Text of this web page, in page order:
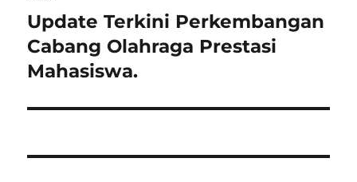
Next
post:
Update Terkini Perkembangan
Cabang Olahraga Prestasi
Mahasiswa.